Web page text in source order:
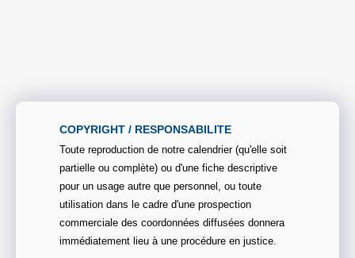
COPYRIGHT / RESPONSABILITE
Toute reproduction de notre calendrier (qu'elle soit
partielle ou complète) ou d'une fiche descriptive
pour un usage autre que personnel, ou toute
utilisation dans le cadre d'une prospection
commerciale des coordonnées diffusées donnera
immédiatement lieu à une procédure en justice.